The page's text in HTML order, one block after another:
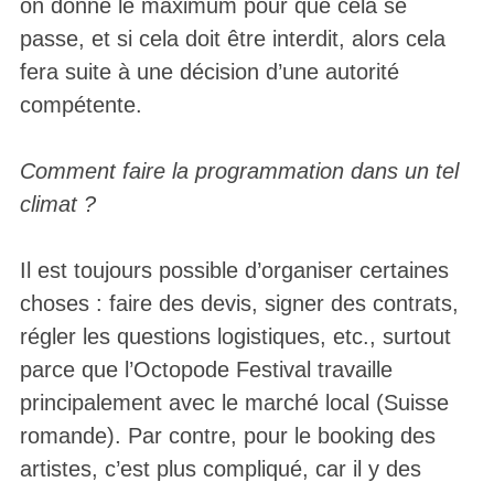
on donne le maximum pour que cela se
passe, et si cela doit être interdit, alors cela
fera suite à une décision d’une autorité
compétente.
Comment faire la programmation dans un tel
climat ?
Il est toujours possible d’organiser certaines
choses : faire des devis, signer des contrats,
régler les questions logistiques, etc., surtout
parce que l’Octopode Festival travaille
principalement avec le marché local (Suisse
romande). Par contre, pour le booking des
artistes, c’est plus compliqué, car il y des